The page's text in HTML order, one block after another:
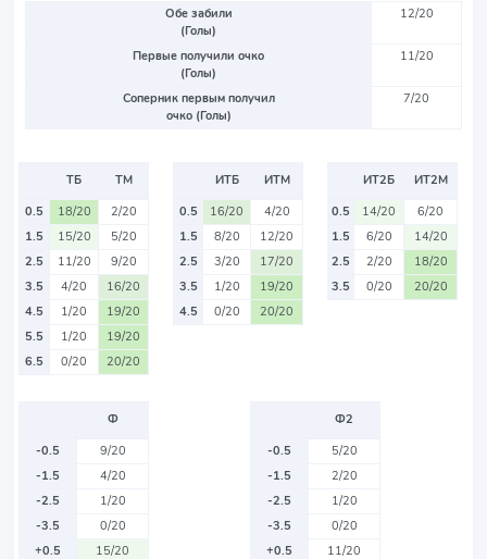
Обе забили
(Голы)
12/20
Первые получили очко
(Голы)
11/20
Соперник первым получил
очко (Голы)
7/20
ТБ
ТМ
0.5
18/20
2/20
1.5
15/20
5/20
2.5
11/20
9/20
3.5
4/20
16/20
4.5
1/20
19/20
5.5
1/20
19/20
6.5
0/20 20/20
ИТБ
ИТМ
0.5
16/20
4/20
1.5
8/20
12/20
2.5
3/20
17/20
3.5
1/20
19/20
4.5
0/20 20/20
ИТ2Б
ИТ2М
0.5
14/20
6/20
1.5
6/20
14/20
2.5
2/20
18/20
3.5
0/20 20/20
Ф
-0.5
9/20
-1.5
4/20
-2.5
1/20
-3.5
0/20
+0.5
15/20
Ф2
-0.5
5/20
-1.5
2/20
-2.5
1/20
-3.5
0/20
+0.5
11/20